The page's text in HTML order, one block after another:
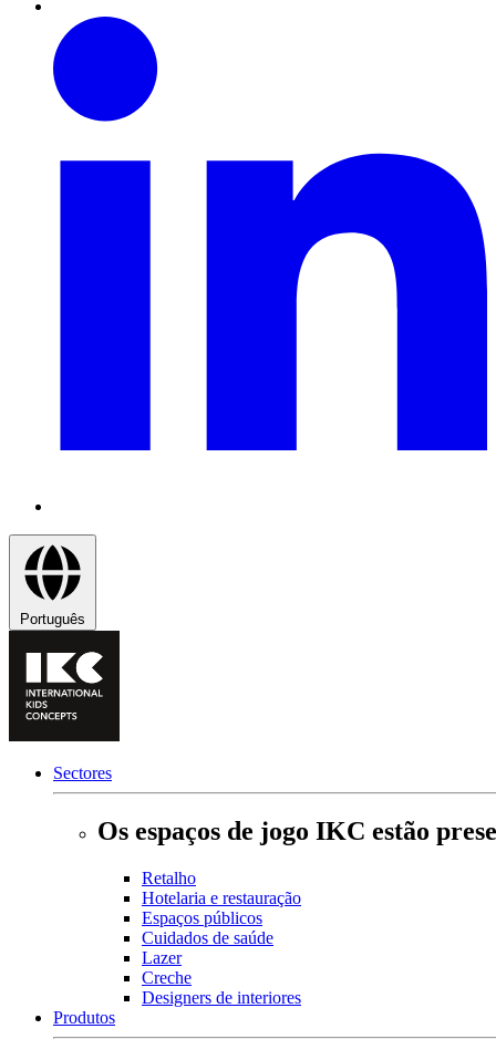
Português
Sectores
Os espaços de jogo IKC estão
Retalho
Hotelaria e restauração
Espaços públicos
Cuidados de saúde
Lazer
Creche
Designers de interiores
Produtos